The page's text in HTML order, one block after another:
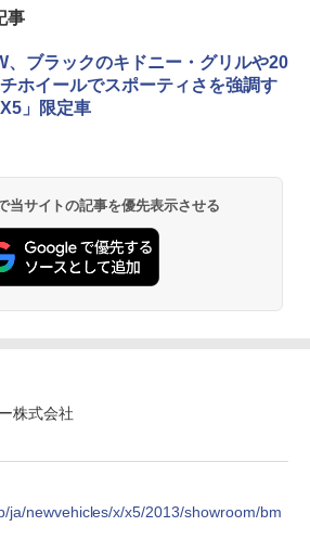
事
、ブラックのキドニー・グリルや20
ホイールでスポーティさを強調す
」限定車
当サイトの記事を優先表示させる
株式会社
ja/newvehicles/x/x5/2013/showroom/bm